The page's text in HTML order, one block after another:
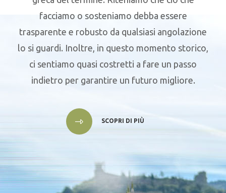
facciamo o sosteniamo debba essere
trasparente e robusto da qualsiasi angolazione
lo si guardi. Inoltre, in questo momento storico,
ci sentiamo quasi costretti a fare un passo
indietro per garantire un futuro migliore.
SCOPRI DI PIÙ